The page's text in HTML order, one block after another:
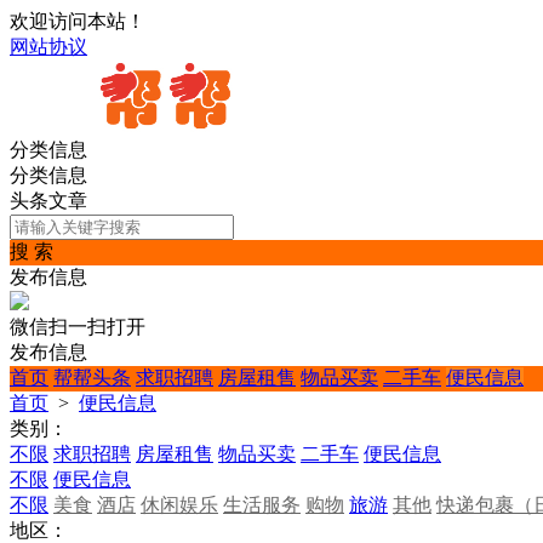
欢迎访问本站！
网站协议
分类信息
分类信息
头条文章
搜 索
发布信息
微信扫一扫打开
发布信息
首页 帮帮头条 求职招聘 房屋租售 物品买卖 二手车 便民信息
首页 > 便民信息
类别：
不限 求职招聘 房屋租售 物品买卖 二手车 便民信息
不限 便民信息
不限 美食 酒店 休闲娱乐 生活服务 购物 旅游 其他 快递包裹（
地区：